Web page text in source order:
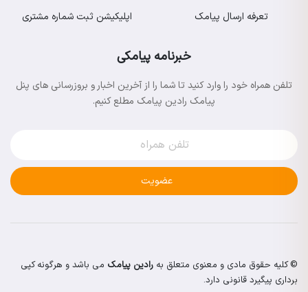
تعرفه ارسال پیامک
اپلیکیشن ثبت شماره مشتری
خبرنامه پیامکی
تلفن همراه خود را وارد کنید تا شما را از آخرین اخبار و بروزرسانی های پنل
پیامک رادین پیامک مطلع کنیم.
عضویت
© کلیه حقوق مادی و معنوی متعلق به رادین پیامک می باشد و هرگونه کپی
برداری پیگیرد قانونی دارد.